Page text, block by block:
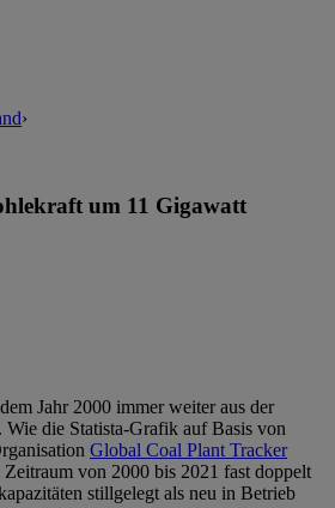
›
um 11 Gigawatt
Jahr 2000 immer weiter aus der
Wie die Statista-Grafik auf Basis von
Global Coal Plant Tracker
von 2000 bis 2021 fast doppelt
stillgelegt als neu in Betrieb